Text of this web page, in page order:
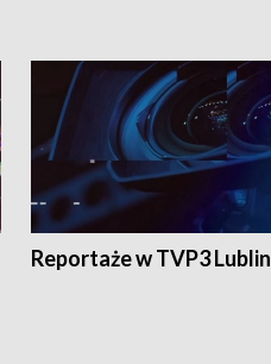
Reportaże w TVP3 Lublin